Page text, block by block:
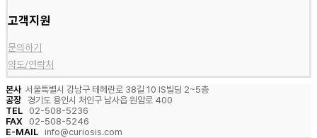
고객지원
문의하기
약도/연락처
본사 서울특별시 강남구 테헤란로 38길 10 IS빌딩 2~5층
공장 경기도 용인시 처인구 남사읍 원암로 400
TEL
02-508-5236
FAX
02-508-5246
E-MAIL
info@curiosis.com